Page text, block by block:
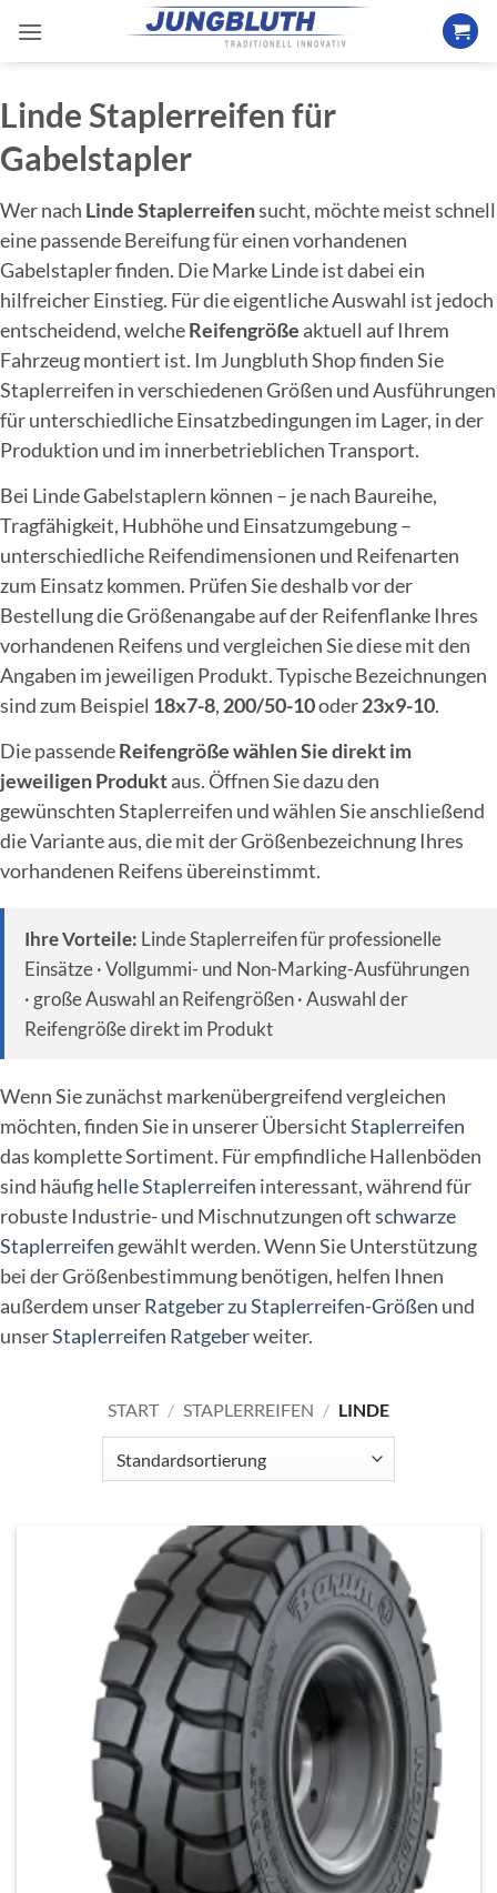
Inhalt
springen
Linde Staplerreifen für
Gabelstapler
Wer nach Linde Staplerreifensucht, möchte meist schnell
eine passende Bereifung für einen vorhandenen
Gabelstapler finden. Die Marke Linde ist dabei ein
hilfreicher Einstieg. Für die eigentliche Auswahl ist jedoch
entscheidend, welcheReifengröße aktuell auf Ihrem
Fahrzeug montiert ist. Im Jungbluth Shop finden Sie
Staplerreifen in verschiedenen Größen und Ausführungen
für unterschiedliche Einsatzbedingungen im Lager, in der
Produktion und im innerbetrieblichen Transport.
Bei Linde Gabelstaplern können – je nach Baureihe,
Tragfähigkeit, Hubhöhe und Einsatzumgebung –
unterschiedliche Reifendimensionen und Reifenarten
zum Einsatz kommen. Prüfen Sie deshalb vor der
Bestellung die Größenangabe auf der Reifenflanke Ihres
vorhandenen Reifens und vergleichen Sie diese mit den
Angaben im jeweiligen Produkt. Typische Bezeichnungen
sind zum Beispiel 18x7-8, 200/50-10oder23x9-10.
Die passendeReifengröße wählen Sie direkt im
jeweiligen Produktaus. Öffnen Sie dazu den
gewünschten Staplerreifen und wählen Sie anschließend
die Variante aus, die mit der Größenbezeichnung Ihres
vorhandenen Reifens übereinstimmt.
Ihre Vorteile: Linde Staplerreifen für professionelle
Einsätze · Vollgummi- und Non-Marking-Ausführungen
· große Auswahl an Reifengrößen · Auswahl der
Reifengröße direkt im Produkt
Wenn Sie zunächst markenübergreifend vergleichen
möchten, finden Sie in unserer ÜbersichtStaplerreifen
das komplette Sortiment. Für empfindliche Hallenböden
sind häufighelle Staplerreifen interessant, während für
robuste Industrie- und Mischnutzungen oftschwarze
Staplerreifen gewählt werden. Wenn Sie Unterstützung
bei der Größenbestimmung benötigen, helfen Ihnen
außerdem unserRatgeber zu Staplerreifen-Größen und
unserStaplerreifen Ratgeberweiter.
START / STAPLERREIFEN / LINDE